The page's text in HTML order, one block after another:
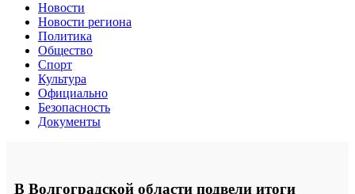
Новости
Новости региона
Политика
Общество
Спорт
Культура
Официально
Безопасность
Документы
В Волгоградской области подвели итоги